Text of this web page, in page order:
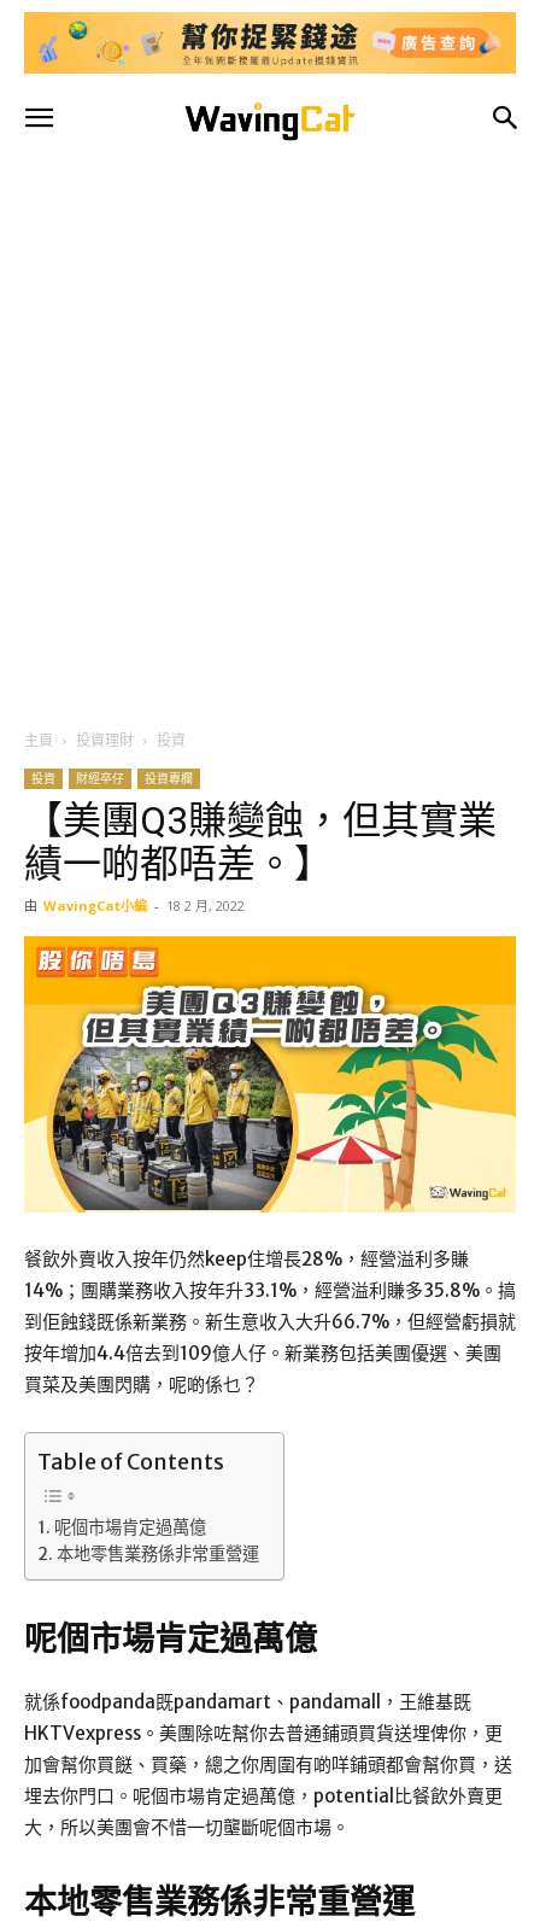
主頁 投資理財 投資
投資 財經卒仔 投資專欄
【美團Q3賺變蝕，但其實業
績一啲都唔差。】
由 WavingCat小編 - 18 2 月, 2022
餐飲外賣收入按年仍然keep住增長28%，經營溢利多賺
14%；團購業務收入按年升33.1%，經營溢利賺多35.8%。搞
到佢蝕錢既係新業務。新生意收入大升66.7%，但經營虧損就
按年增加4.4倍去到109億人仔。新業務包括美團優選、美團
買菜及美團閃購，呢啲係乜？
Table of Contents
呢個市場肯定過萬億
本地零售業務係非常重營運
呢個市場肯定過萬億
就係foodpanda既pandamart、pandamall，王維基既
HKTVexpress。美團除咗幫你去普通鋪頭買貨送埋俾你，更
加會幫你買餸、買藥，總之你周圍有啲咩鋪頭都會幫你買，送
埋去你門口。呢個市場肯定過萬億，potential比餐飲外賣更
大，所以美團會不惜一切壟斷呢個市場。
本地零售業務係非常重營運